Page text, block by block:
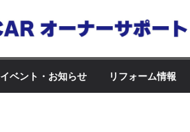
イベント・お知らせ リフォーム情報